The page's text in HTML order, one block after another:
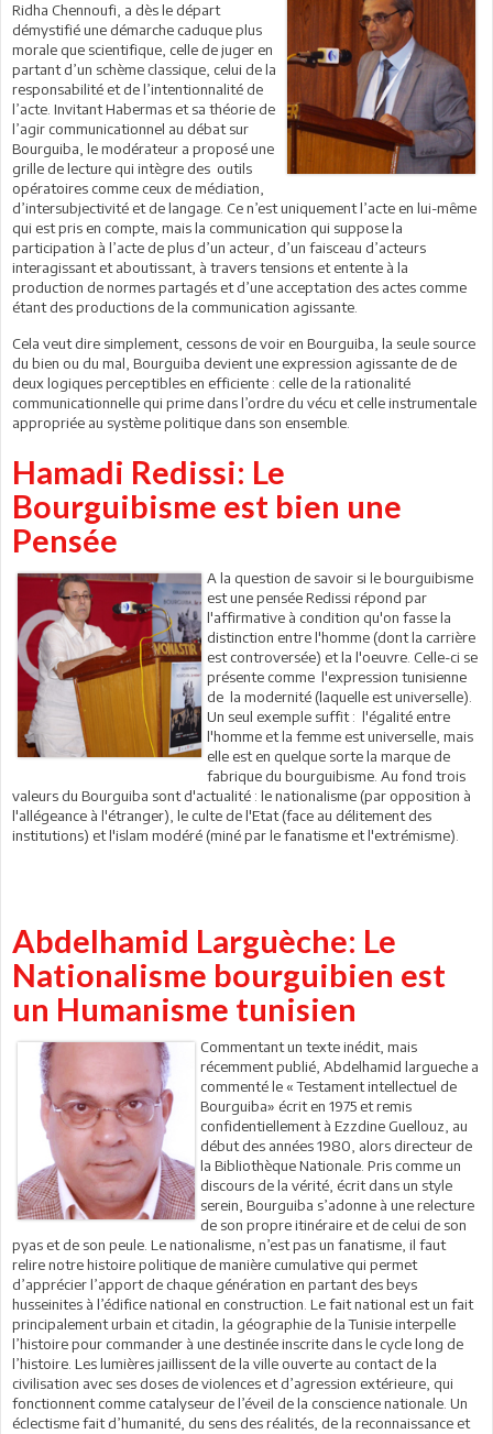
Ridha Chennoufi, a dès le départ
démystifié une démarche caduque plus
morale que scientifique, celle de juger en
partant d’un schème classique, celui de la
responsabilité et de l’intentionnalité de
l’acte. Invitant Habermas et sa théorie de
l’agir communicationnel au débat sur
Bourguiba, le modérateur a proposé une
grille de lecture qui intègre des outils
opératoires comme ceux de médiation,
d’intersubjectivité et de langage. Ce n’est uniquement l’acte en lui-même
qui est pris en compte, mais la communication qui suppose la
participation à l’acte de plus d’un acteur, d’un faisceau d’acteurs
interagissant et aboutissant, à travers tensions et entente à la
production de normes partagés et d’une acceptation des actes comme
étant des productions de la communication agissante.
Cela veut dire simplement, cessons de voir en Bourguiba, la seule source
du bien ou du mal, Bourguiba devient une expression agissante de de
deux logiques perceptibles en efficiente : celle de la rationalité
communicationnelle qui prime dans l’ordre du vécu et celle instrumentale
appropriée au système politique dans son ensemble.
Hamadi Redissi: Le
Bourguibisme est bien une
Pensée
A la question de savoir si le bourguibisme
est une pensée Redissi répond par
l'affirmative à condition qu'on fasse la
distinction entre l'homme (dont la carrière
est controversée) et la l'oeuvre. Celle-ci se
présente comme l'expression tunisienne
de la modernité (laquelle est universelle).
Un seul exemple suffit : l'égalité entre
l'homme et la femme est universelle, mais
elle est en quelque sorte la marque de
fabrique du bourguibisme. Au fond trois
valeurs du Bourguiba sont d'actualité : le nationalisme (par opposition à
l'allégeance à l'étranger), le culte de l'Etat (face au délitement des
institutions) et l'islam modéré (miné par le fanatisme et l'extrémisme).
Abdelhamid Larguèche: Le
Nationalisme bourguibien est
un Humanisme tunisien
Commentant un texte inédit, mais
récemment publié, Abdelhamid largueche a
commenté le « Testament intellectuel de
Bourguiba» écrit en 1975 et remis
confidentiellement à Ezzdine Guellouz, au
début des années 1980, alors directeur de
la Bibliothèque Nationale. Pris comme un
discours de la vérité, écrit dans un style
serein, Bourguiba s’adonne à une relecture
de son propre itinéraire et de celui de son
pyas et de son peule. Le nationalisme, n’est pas un fanatisme, il faut
relire notre histoire politique de manière cumulative qui permet
d’apprécier l’apport de chaque génération en partant des beys
husseinites à l’édifice national en construction. Le fait national est un fait
principalement urbain et citadin, la géographie de la Tunisie interpelle
l’histoire pour commander à une destinée inscrite dans le cycle long de
l’histoire. Les lumières jaillissent de la ville ouverte au contact de la
civilisation avec ses doses de violences et d’agression extérieure, qui
fonctionnent comme catalyseur de l’éveil de la conscience nationale. Un
éclectisme fait d’humanité, du sens des réalités, de la reconnaissance et